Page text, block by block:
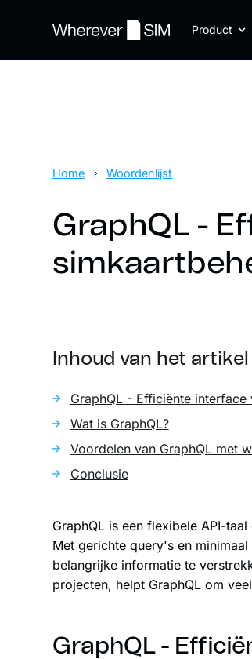
Product
Home Woordenlijst
GraphQL -
Inhoud van het artikel
GraphQL - Efficiënte
Wat is GraphQL?
Voordelen van GraphQL met
Conclusie
GraphQL is een flexibele API-
Met gerichte query's en
belangrijke informatie te
projecten, helpt GraphQL om
GraphQL -